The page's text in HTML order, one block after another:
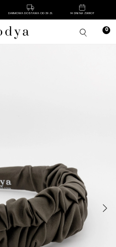
DARMOWA DOSTAWA OD 39 ZŁ 14 DNI NA ZWROT